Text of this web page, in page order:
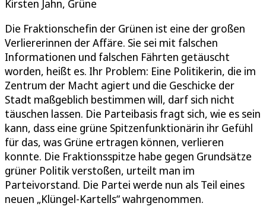
Kirsten Jahn, Grüne
Die Fraktionschefin der Grünen ist eine der großen
Verliererinnen der Affäre. Sie sei mit falschen
Informationen und falschen Fährten getäuscht
worden, heißt es. Ihr Problem: Eine Politikerin, die im
Zentrum der Macht agiert und die Geschicke der
Stadt maßgeblich bestimmen will, darf sich nicht
täuschen lassen. Die Parteibasis fragt sich, wie es sein
kann, dass eine grüne Spitzenfunktionärin ihr Gefühl
für das, was Grüne ertragen können, verlieren
konnte. Die Fraktionsspitze habe gegen Grundsätze
grüner Politik verstoßen, urteilt man im
Parteivorstand. Die Partei werde nun als Teil eines
neuen „Klüngel-Kartells“ wahrgenommen.